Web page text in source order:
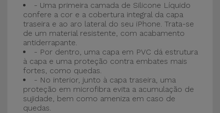
- Uma primeira camada de Silicone Líquido
confere a cor e a cobertura integral da capa
traseira e ao aro lateral do seu iPhone. Trata-se
de um material resistente, com acabamento
antiderrapante.
- Por dentro, uma capa em PVC dá estrutura
à capa e uma proteção contra embates mais
fortes, como quedas.
- No interior, junto à capa traseira, uma
proteção em microfibra evita a acumulação de
sujidade, bem como ameniza em caso de
quedas.